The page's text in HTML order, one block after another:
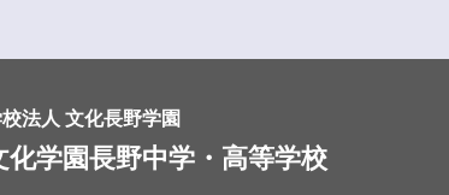
法人 文化長野学園
化学園長野中学・高等学校